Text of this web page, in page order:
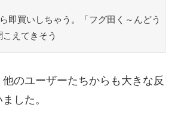
即買いしちゃう。「フグ田く～んどう
えてきそう
他のユーザーたちからも大きな反
した。